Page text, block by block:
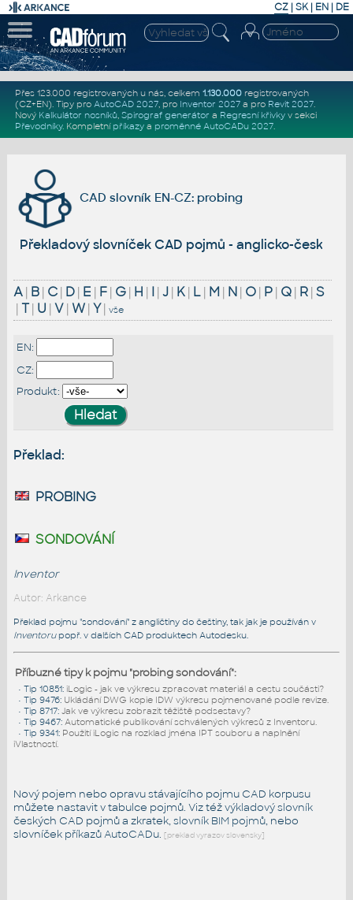
CZ | SK| EN | DE
Přes 123.000 registrovaných u nás, celkem 1.130.000registrovaných
(CZ+EN). Tipy pro AutoCAD 2027, pro Inventor 2027a pro Revit 2027.
Nový Kalkulátor nosníků, Spirograf generátor a Regresní křivkyv sekci
Převodníky. Kompletní příkazya proměnné AutoCADu 2027.
CAD slovník EN-CZ: probing
Překladový slovníček CAD pojmů - anglicko-český
A| B| C| D| E | F| G| H | I| J| K| L| M| N| O| P| Q| R| S
| T| U | V| W| Y| vše
EN:
CZ:
Produkt:
Překlad:
probing
sondování
Inventor
Autor: Arkance
Překlad pojmu "sondování" z angličtiny do češtiny, tak jak je používán v
Inventorupopř. v dalších CAD produktech Autodesku.
Příbuzné tipy k pojmu "probing sondování":
• Tip 10851: iLogic - jak ve výkresu zpracovat materiál a cestu součásti?
• Tip 9476: Ukládání DWG kopie IDW výkresu pojmenované podle revize.
• Tip 8717: Jak ve výkresu zobrazit těžiště podsestavy?
• Tip 9467: Automatické publikování schválených výkresů z Inventoru.
• Tip 9341: Použití iLogic na rozklad jména IPT souboru a naplnění
iVlastností.
Nový pojem nebo opravu stávajícího pojmu CAD korpusu
můžete nastavit v tabulce pojmů. Viz téžvýkladový slovník
českých CAD pojmů a zkratek,slovník BIM pojmů, nebo
slovníček příkazů AutoCADu. [preklad vyrazov slovensky]